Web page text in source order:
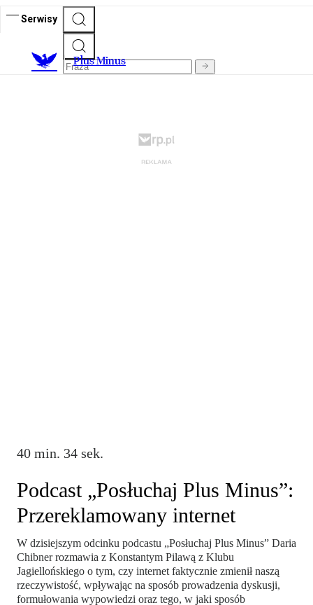
Serwisy
Plus Minus
40 min. 34 sek.
Podcast „Posłuchaj Plus Minus”:
Przereklamowany internet
W dzisiejszym odcinku podcastu „Posłuchaj Plus Minus” Daria
Chibner rozmawia z Konstantym Pilawą z Klubu
Jagiellońskiego o tym, czy internet faktycznie zmienił naszą
rzeczywistość, wpływając na sposób prowadzenia dyskusji,
formułowania wypowiedzi oraz tego, w jaki sposób